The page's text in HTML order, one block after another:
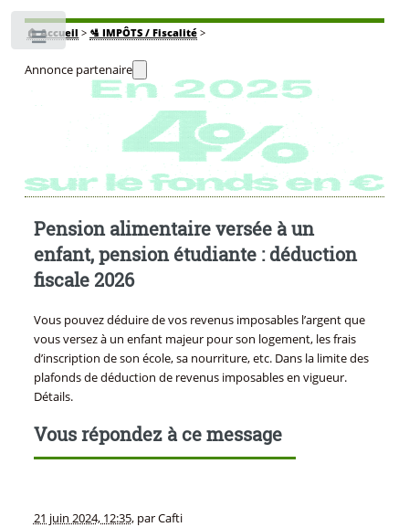
🏠Accueil > 🛂 IMPÔTS / Fiscalité>
Annonce partenaire
Pension alimentaire versée à un
enfant, pension étudiante : déduction
fiscale 2026
Vous pouvez déduire de vos revenus imposables l’argent que
vous versez à un enfant majeur pour son logement, les frais
d’inscription de son école, sa nourriture, etc. Dans la limite des
plafonds de déduction de revenus imposables en vigueur.
Détails.
Vous répondez à ce message
21 juin 2024, 12:35, parCafti
Toggle